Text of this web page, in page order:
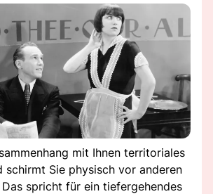
mit Ihnen territoriales
schirmt Sie physisch vor anderen
Das spricht für ein tiefergehendes